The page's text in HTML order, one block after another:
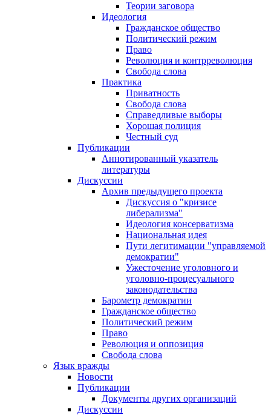
Теории заговора
Идеология
Гражданское общество
Политический режим
Право
Революция и контрреволюция
Свобода слова
Практика
Приватность
Свобода слова
Справедливые выборы
Хорошая полиция
Честный суд
Публикации
Аннотированный указатель
литературы
Дискуссии
Архив предыдущего проекта
Дискуссия о "кризисе
либерализма"
Идеология консерватизма
Национальная идея
Пути легитимации "управляемой
демократии"
Ужесточение уголовного и
уголовно-процесуального
законодательства
Барометр демократии
Гражданское общество
Политический режим
Право
Революция и оппозиция
Свобода слова
Язык вражды
Новости
Публикации
Документы других организаций
Дискуссии